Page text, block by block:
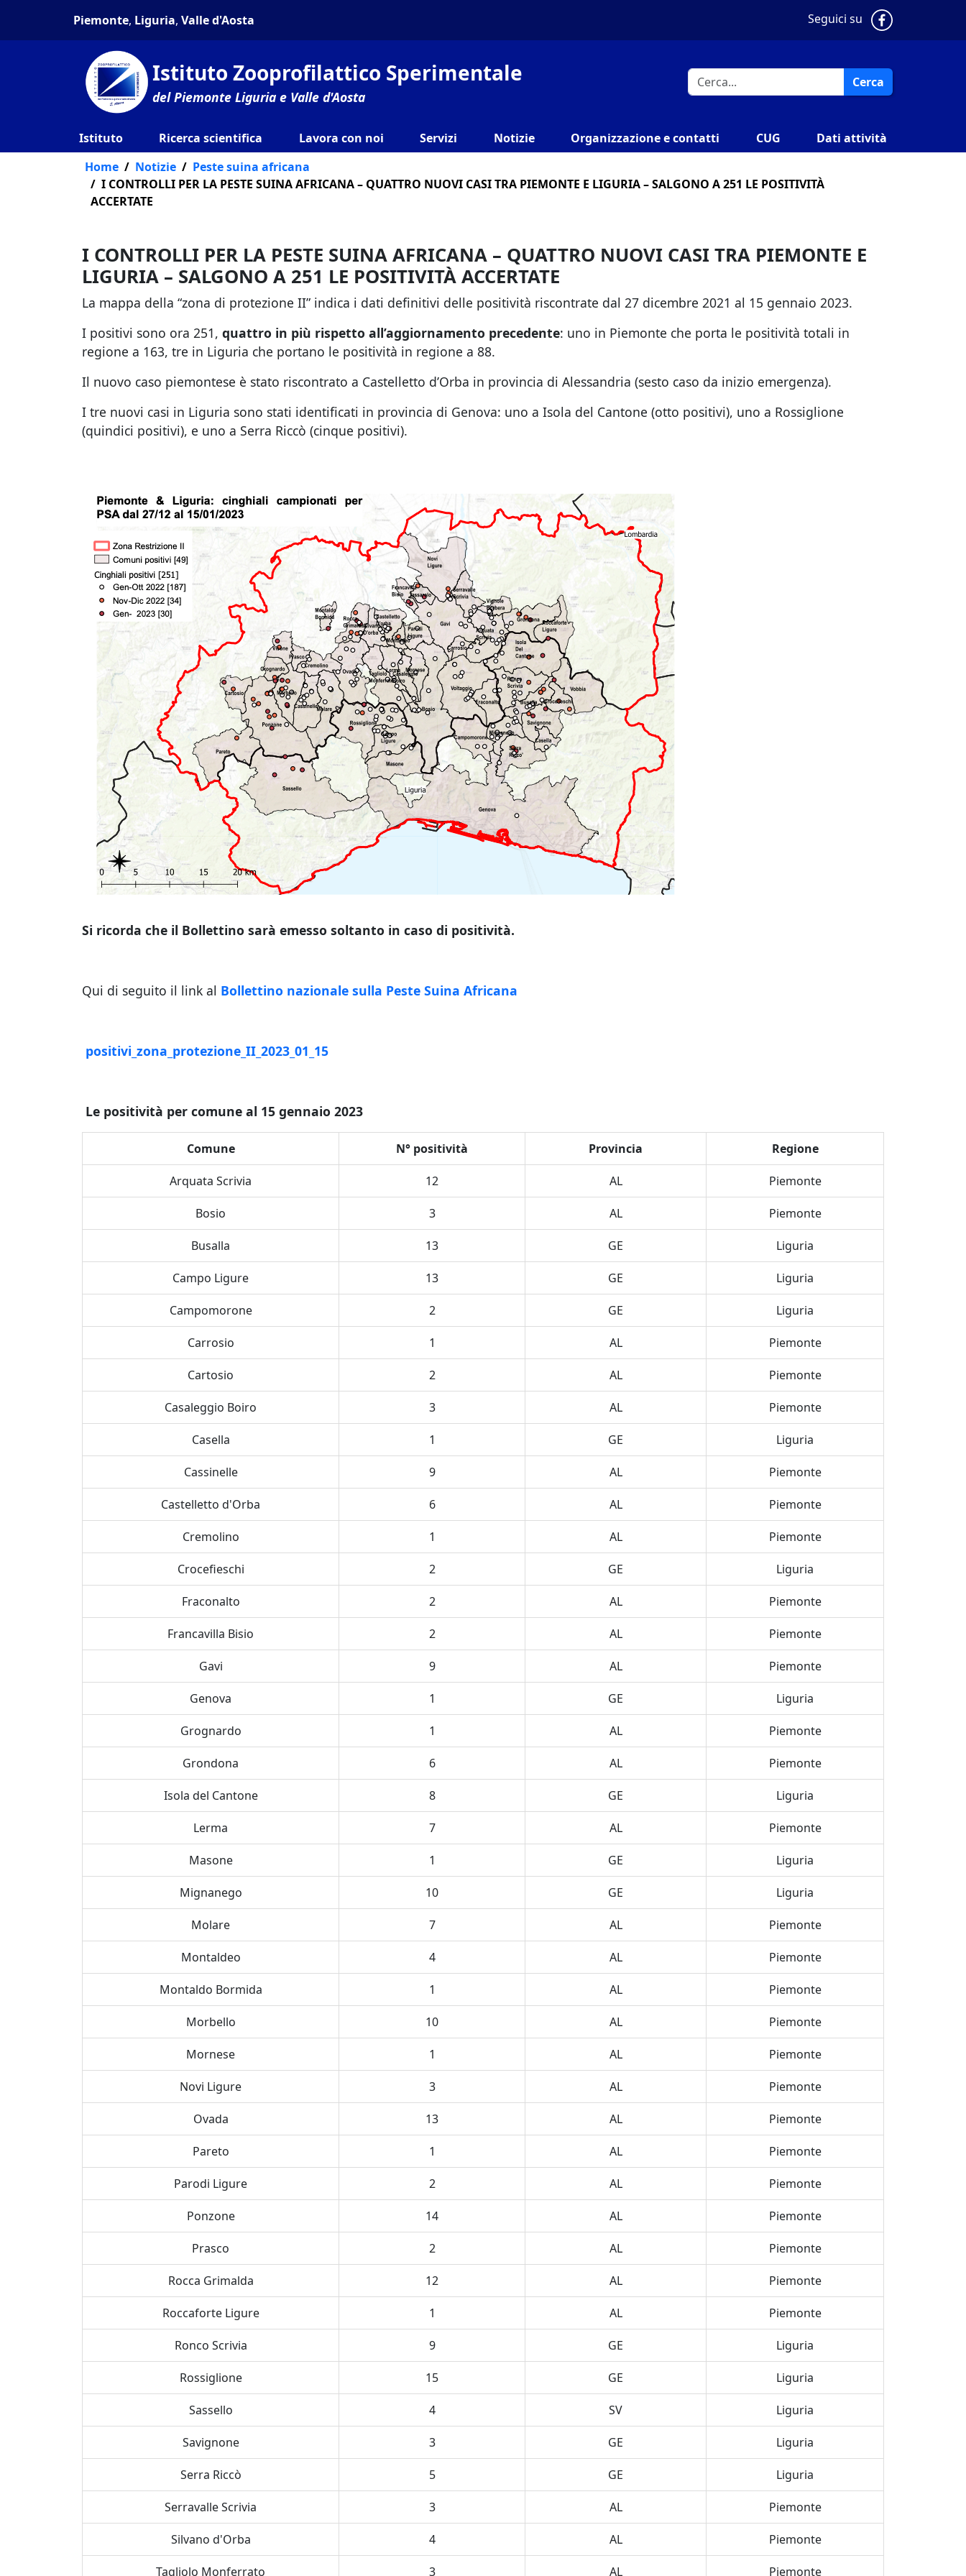
Piemonte, Liguria, Valle d'Aosta Seguici su Pagina
Istituto Zooprofilattico Sperimentale
del Piemonte Liguria e Valle d'Aosta
Cerca
Istituto Ricerca scientifica Lavora con noi Servizi Notizie Organizzazione e contatti CUG
Dati attività
Home
Notizie
Peste suina africana
I CONTROLLI PER LA PESTE SUINA AFRICANA – QUATTRO NUOVI CASI TRA PIEMONTE E LIGURIA – SALGONO A 251 LE POSITIVITÀ
ACCERTATE
I CONTROLLI PER LA PESTE SUINA AFRICANA – QUATTRO NUOVI CASI TRA PIEMONTE E
LIGURIA – SALGONO A 251 LE POSITIVITÀ ACCERTATE
La mappa della “zona di protezione II” indica i dati definitivi delle positività riscontrate dal 27 dicembre 2021 al 15 gennaio 2023.
I positivi sono ora 251, quattro in più rispetto all’aggiornamento precedente: uno in Piemonte che porta le positività totali in
regione a 163, tre in Liguria che portano le positività in regione a 88.
Il nuovo caso piemontese è stato riscontrato a Castelletto d’Orba in provincia di Alessandria (sesto caso da inizio emergenza).
I tre nuovi casi in Liguria sono stati identificati in provincia di Genova: uno a Isola del Cantone (otto positivi), uno a Rossiglione
(quindici positivi), e uno a Serra Riccò (cinque positivi).
Si ricorda che il Bollettino sarà emesso soltanto in caso di positività.
Qui di seguito il link al Bollettino nazionale sulla Peste Suina Africana
positivi_zona_protezione_II_2023_01_15
Le positività per comune al 15 gennaio 2023
Comune N° positività Provincia Regione
Arquata Scrivia 12 AL Piemonte
Bosio 3 AL Piemonte
Busalla 13 GE Liguria
Campo Ligure 13 GE Liguria
Campomorone 2 GE Liguria
Carrosio 1 AL Piemonte
Cartosio 2 AL Piemonte
Casaleggio Boiro 3 AL Piemonte
Casella 1 GE Liguria
Cassinelle 9 AL Piemonte
Castelletto d'Orba 6 AL Piemonte
Cremolino 1 AL Piemonte
Crocefieschi 2 GE Liguria
Fraconalto 2 AL Piemonte
Francavilla Bisio 2 AL Piemonte
Gavi 9 AL Piemonte
Genova 1 GE Liguria
Grognardo 1 AL Piemonte
Grondona 6 AL Piemonte
Isola del Cantone 8 GE Liguria
Lerma 7 AL Piemonte
Masone 1 GE Liguria
Mignanego 10 GE Liguria
Molare 7 AL Piemonte
Montaldeo 4 AL Piemonte
Montaldo Bormida 1 AL Piemonte
Morbello 10 AL Piemonte
Mornese 1 AL Piemonte
Novi Ligure 3 AL Piemonte
Ovada 13 AL Piemonte
Pareto 1 AL Piemonte
Parodi Ligure 2 AL Piemonte
Ponzone 14 AL Piemonte
Prasco 2 AL Piemonte
Rocca Grimalda 12 AL Piemonte
Roccaforte Ligure 1 AL Piemonte
Ronco Scrivia 9 GE Liguria
Rossiglione 15 GE Liguria
Sassello 4 SV Liguria
Savignone 3 GE Liguria
Serra Riccò 5 GE Liguria
Serravalle Scrivia 3 AL Piemonte
Silvano d'Orba 4 AL Piemonte
Tagliolo Monferrato 3 AL Piemonte